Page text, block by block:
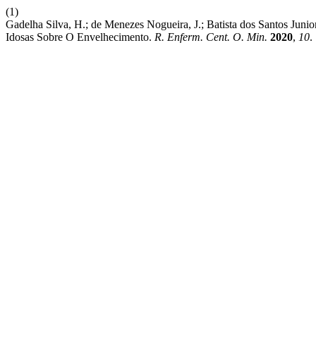
(1)
Gadelha Silva, H.; de Menezes Nogueira, J.; Batista dos Santos
Idosas Sobre O Envelhecimento. R. Enferm. Cent. O. Min. 2020, 10.